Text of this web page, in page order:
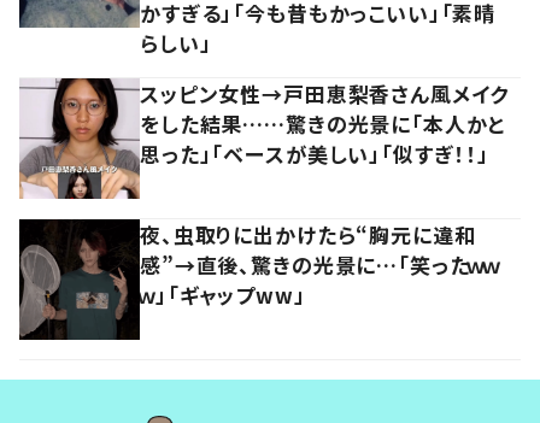
かすぎる」「今も昔もかっこいい」「素晴
らしい」
スッピン女性→戸田恵梨香さん風メイク
をした結果……驚きの光景に「本人かと
思った」「ベースが美しい」「似すぎ！！」
夜、虫取りに出かけたら“胸元に違和
感”→直後、驚きの光景に…「笑ったｗｗ
ｗ」「ギャップww」